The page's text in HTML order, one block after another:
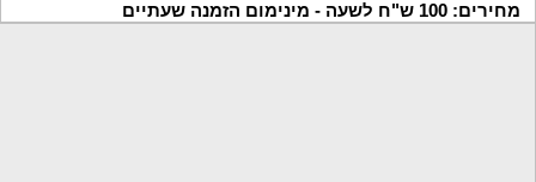
מחירים: 100 ש"ח לשעה - מינימום הזמנה שעתיים